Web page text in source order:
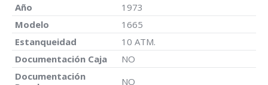
Año
1973
Modelo
1665
Estanqueidad
10 ATM.
Documentación Caja
NO
Documentación
NO